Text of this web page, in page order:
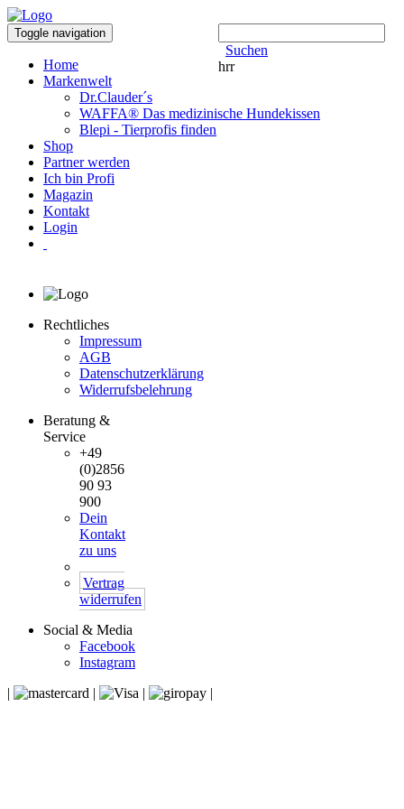
Suchen
hrr
Toggle navigation
Home
Markenwelt
Dr.Clauder´s
WAFFA® Das medizinische Hundekissen
Blepi - Tierprofis finden
Shop
Partner werden
Ich bin Profi
Magazin
Kontakt
Login
Rechtliches
Impressum
AGB
Datenschutzerklärung
Widerrufsbelehrung
Beratung &
Service
+49
(0)2856
90 93
900
Dein
Kontakt
zu uns
Vertrag
widerrufen
Social & Media
Facebook
Instagram
|
| | |